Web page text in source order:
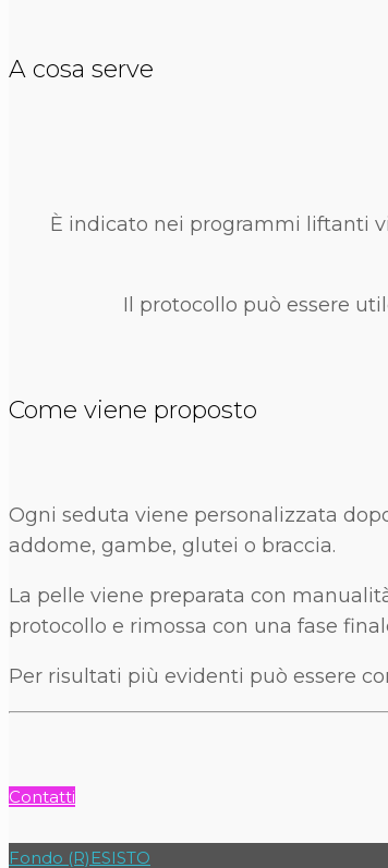
A cosa serve
È indicato nei programmi liftanti
Il protocollo può essere
Come viene proposto
Ogni seduta viene personalizzata
addome, gambe, glutei o braccia.
La pelle viene preparata con
protocollo e rimossa con una fase
Per risultati più evidenti può essere
Contatti
Fondo (R)ESISTO